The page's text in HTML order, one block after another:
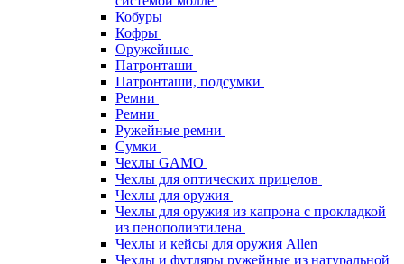
Кобуры
Кофры
Оружейные
Патронташи
Патронташи, подсумки
Ремни
Ремни
Ружейные ремни
Сумки
Чехлы GAMO
Чехлы для оптических прицелов
Чехлы для оружия
Чехлы для оружия из капрона с прокладкой
из пенополиэтилена
Чехлы и кейсы для оружия Allen
Чехлы и футляры ружейные из натуральной